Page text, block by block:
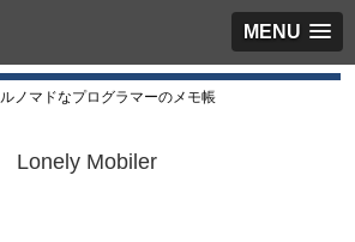
MENU
ノマドなプログラマーのメモ帳
Lonely Mobiler